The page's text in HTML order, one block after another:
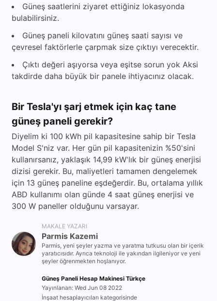
Güneş saatlerini ziyaret ettiğiniz lokasyonda
bulabilirsiniz.
Güneş paneli kilovatını güneş saati sayısı ve
çevresel faktörlerle çarpmak size çıktıyı verecektir.
Çıktı değeri aşıyorsa veya eşitse sorun yok Aksi
takdirde daha büyük bir panele ihtiyacınız olacak.
Bir Tesla'yı şarj etmek için kaç tane
güneş paneli gerekir?
Diyelim ki 100 kWh pil kapasitesine sahip bir Tesla
Model S'niz var. Her gün pil kapasitenizin %50'sini
kullanırsanız, yaklaşık 14,99 kW'lık bir güneş enerjisi
dizisi gerekir. Bu, maliyetleri tamamen dengelemek
için 13 güneş paneline eşdeğerdir. Bu, ortalama yıllık
ABD kullanımı olan günde 4 saat güneş enerjisi ve
300 W paneller olduğunu varsayar.
MAKALE YAZARI
Parmis Kazemi
Parmis, yeni şeyler yazma ve yaratma tutkusu olan bir içerik
yaratıcısıdır. Ayrıca teknoloji ile yakından ilgileniyor ve yeni
şeyler öğrenmekten hoşlanıyor.
Güneş Paneli Hesap Makinesi Türkçe
Yayınlanan: Wed Jun 08 2022
İnşaat hesaplayıcıları kategorisinde